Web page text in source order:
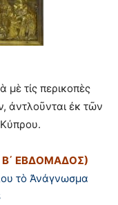
μὲ τίς περικοπὲς
ἀντλοῦνται ἐκ τῶν
Β΄ ΕΒΔΟΜΑΔΟΣ)
τὸ Ἀνάγνωσμα